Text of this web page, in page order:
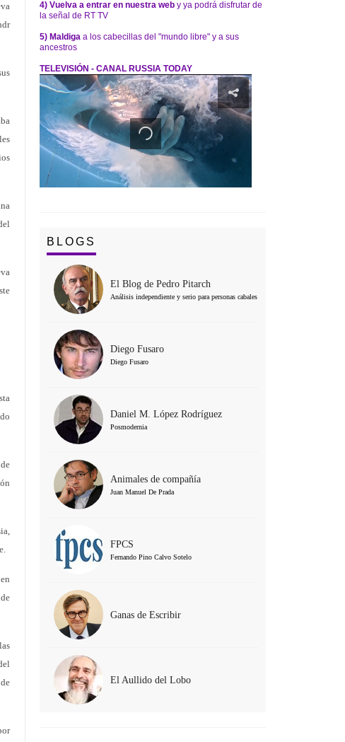
4) Vuelva a entrar en nuestra web y ya podrá disfrutar de
la señal de RT TV
5) Maldiga a los cabecillas del "mundo libre" y a sus
ancestros
TELEVISIÓN - CANAL RUSSIA TODAY
BLOGS
El Blog de Pedro Pitarch
Análisis independiente y serio para personas cabales
Diego Fusaro
Diego Fusaro
Daniel M. López Rodríguez
Posmodernia
Animales de compañía
Juan Manuel De Prada
FPCS
Fernando Pino Calvo Sotelo
Ganas de Escribir
El Aullido del Lobo